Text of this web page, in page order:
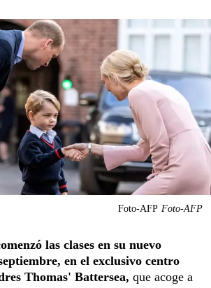
Foto-AFP Foto-AFP
las clases en su nuevo
en el exclusivo centro
Thomas' Battersea, que acoge a